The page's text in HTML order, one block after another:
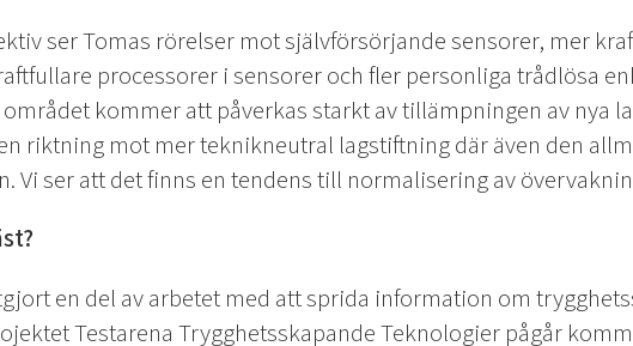
ser Tomas rörelser mot självförsörjande sensorer, mer
processorer i sensorer och fler personliga trådlösa
kommer att påverkas starkt av tillämpningen av nya
riktning mot mer teknikneutral lagstiftning där även den
Vi ser att det finns en tendens till normalisering av
en del av arbetet med att sprida information om
Testarena Trygghetsskapande Teknologier pågår